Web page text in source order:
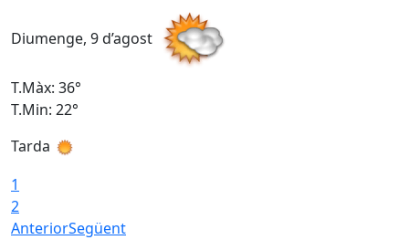
Diumenge, 9 d’agost
T.Màx: 36°
T.Min: 22°
Tarda
1
2
AnteriorSegüent